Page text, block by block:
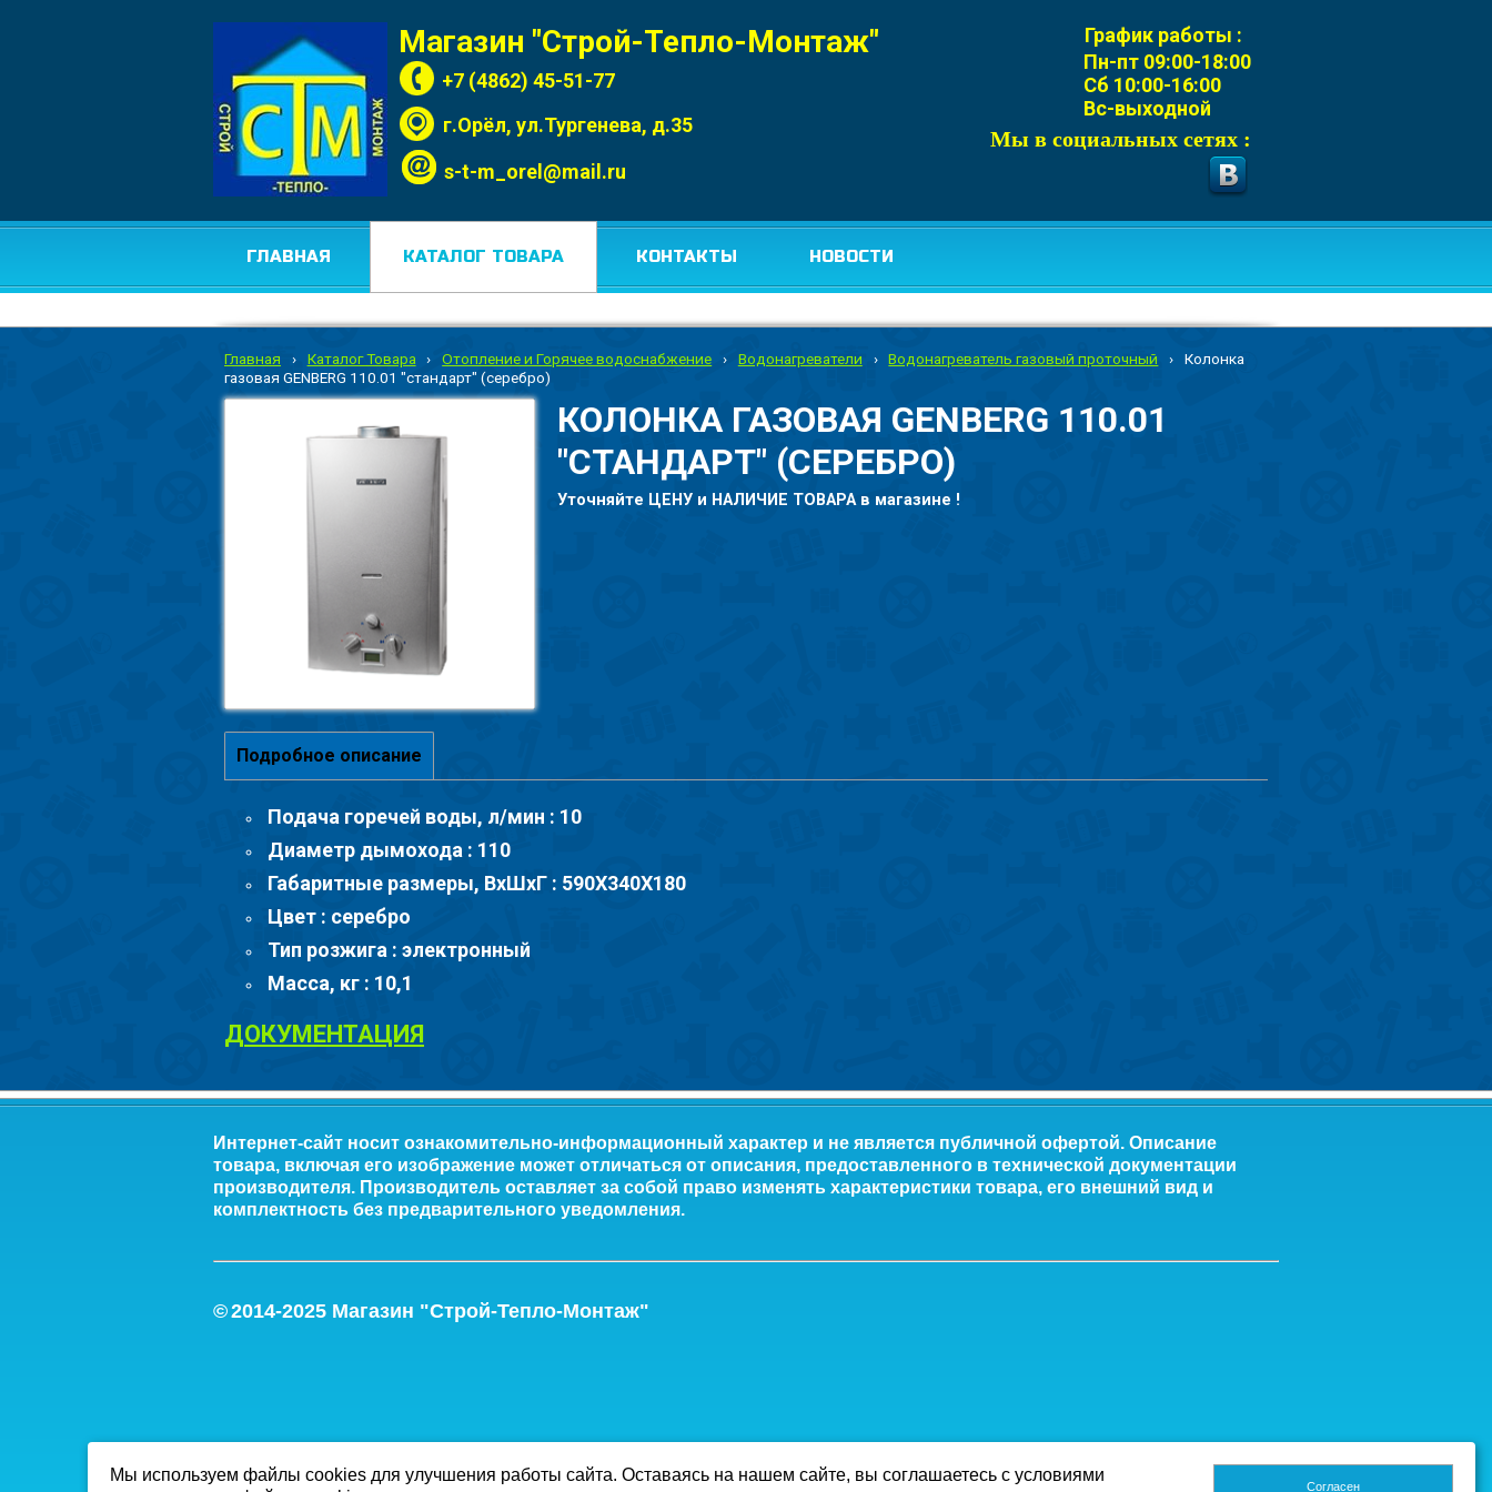
Магазин "Строй-Тепло-Монтаж"
+7 (4862) 45-51-77
г.Орёл, ул.Тургенева, д.35
s-t-m_orel@mail.ru
Мы в социальных сетях :
График работы :
Пн-пт 09:00-18:00
Сб 10:00-16:00
Вс-выходной
ГЛАВНАЯ КАТАЛОГ ТОВАРА КОНТАКТЫ НОВОСТИ
Главная › Каталог Товара › Отопление и Горячее водоснабжение › Водонагреватели › Водонагреватель газовый проточный ›
Колонка
газовая GENBERG 110.01 "стандарт" (серебро)
КОЛОНКА ГАЗОВАЯ GENBERG 110.01
"СТАНДАРТ" (СЕРЕБРО)
Уточняйте ЦЕНУ и НАЛИЧИЕ ТОВАРА в магазине !
Подробное описание
Подача горечей воды, л/мин : 10
Диаметр дымохода : 110
Габаритные размеры, ВхШхГ : 590Х340Х180
Цвет : серебро
Тип розжига : электронный
Масса, кг : 10,1
ДОКУМЕНТАЦИЯ
Интернет-сайт носит ознакомительно-информационный характер и не является публичной офертой. Описание
товара, включая его изображение может отличаться от описания, предоставленного в технической документации
производителя. Производитель оставляет за собой право изменять характеристики товара, его внешний вид и
комплектность без предварительного уведомления.
©2014-2025 Магазин "Строй-Тепло-Монтаж"
Мы используем файлы cookies для улучшения работы сайта. Оставаясь на нашем сайте, вы соглашаетесь с условиями
Согласен